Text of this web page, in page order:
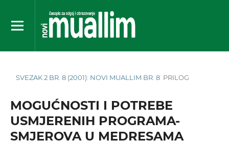
SVEZAK 2 BR. 8 (2001): NOVI MUALLIM BR. 8 PRILOG
MOGUĆNOSTI I POTREBE
USMJERENIH PROGRAMA-
SMJEROVA U MEDRESAMA